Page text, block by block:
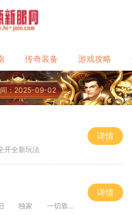
传奇装备 游戏攻略
：2025-09-02
开全新玩法
详情
家 一切靠打
详情